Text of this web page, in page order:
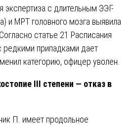
экспертиза с длительным ЭЭГ-
и МРТ головного мозга выявила
статье 21 Расписания
редкими припадками дает
категорию, офицер уволен.
III степени — отказ в
П. имеет продольное